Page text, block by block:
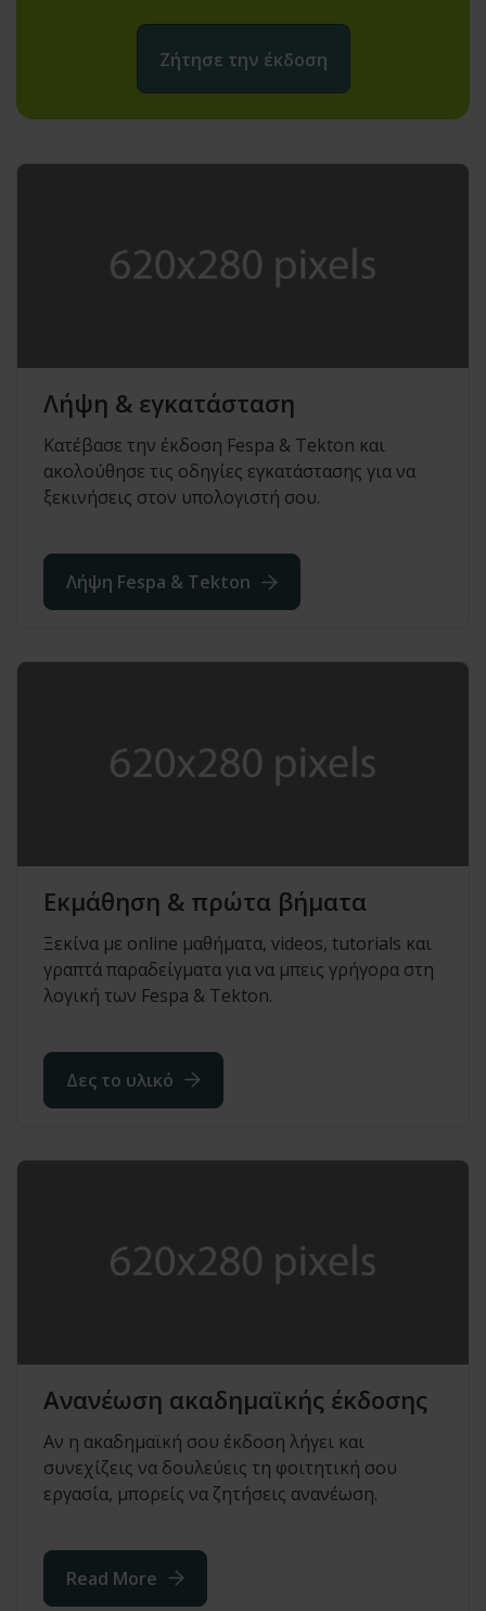
Ζήτησε την έκδοση
Λήψη & εγκατάσταση
Κατέβασε την έκδοση Fespa & Tekton και
ακολούθησε τις οδηγίες εγκατάστασης για να
ξεκινήσεις στον υπολογιστή σου.
Λήψη Fespa & Tekton
Εκμάθηση & πρώτα βήματα
Ξεκίνα με online μαθήματα, videos, tutorials και
γραπτά παραδείγματα για να μπεις γρήγορα στη
λογική των Fespa & Tekton.
Δες το υλικό
Ανανέωση ακαδημαϊκής έκδοσης
Αν η ακαδημαϊκή σου έκδοση λήγει και
συνεχίζεις να δουλεύεις τη φοιτητική σου
εργασία, μπορείς να ζητήσεις ανανέωση.
Read More